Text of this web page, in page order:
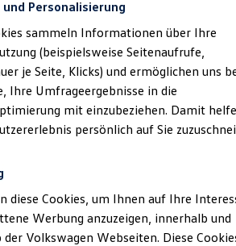
und Garantien
Class bei Volkswagen
Gewinn
Personalisierung
sammeln Informationen über Ihre
(beispielsweise Seitenaufrufe,
je Seite, Klicks) und ermöglichen uns
Ihre Umfrageergebnisse in die
mit einzubeziehen. Damit
persönlich auf Sie
diese Cookies, um Ihnen auf Ihre
Werbung anzuzeigen, innerhalb und
der Volkswagen Webseiten. Diese